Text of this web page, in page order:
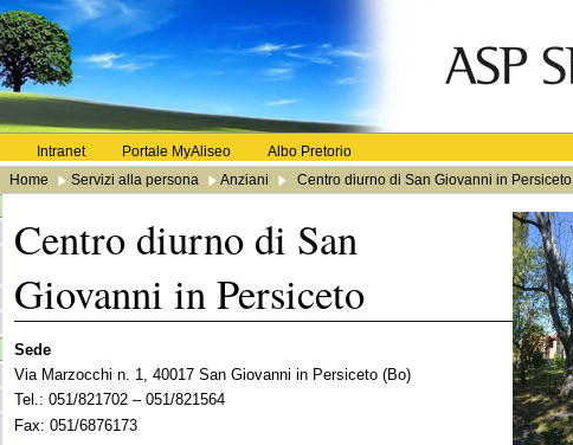
Intranet Portale MyAliseo Albo Pretorio
Home Servizi alla persona Anziani
Centro diurno di San Giovanni in Persiceto
Centro diurno di San
Giovanni in Persiceto
Sede
Via Marzocchi n. 1, 40017 San Giovanni in Persiceto (Bo)
Tel.: 051/821702 – 051/821564
Fax: 051/6876173